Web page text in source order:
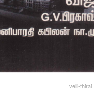
velli-thirai